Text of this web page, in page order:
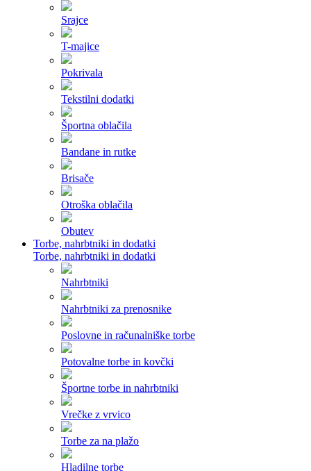
Srajce
T-majice
Pokrivala
Tekstilni dodatki
Športna oblačila
Bandane in rutke
Brisače
Otroška oblačila
Obutev
Torbe, nahrbtniki in dodatki
Torbe, nahrbtniki in dodatki
Nahrbtniki
Nahrbtniki za prenosnike
Poslovne in računalniške torbe
Potovalne torbe in kovčki
Športne torbe in nahrbtniki
Vrečke z vrvico
Torbe za na plažo
Hladilne torbe